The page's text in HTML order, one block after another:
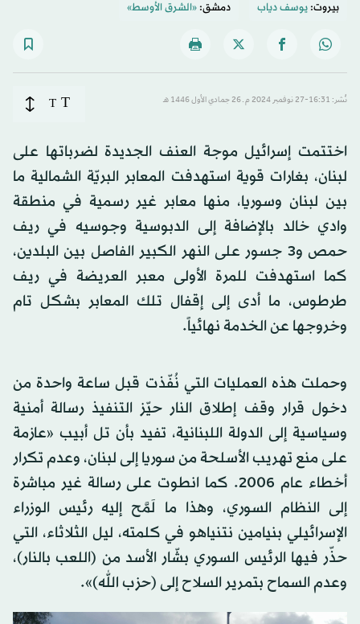
بيروت:يوسف دياب دمشق:«الشرق الأوسط»
نُشر: 16:31-27 نوفمبر 2024 م ـ 26 جمادي الأول 1446 هـ T
T
اختتمت إسرائيل موجة العنف الجديدة لضرباتها على
لبنان، بغارات قوية استهدفت المعابر البريّة الشمالية ما
بين لبنان وسوريا، منها معابر غير رسمية في منطقة
وادي خالد بالإضافة إلى الدبوسية وجوسيه في ريف
حمص و3 جسور على النهر الكبير الفاصل بين البلدين،
كما استهدفت للمرة الأولى معبر العريضة في ريف
طرطوس، ما أدى إلى إقفال تلك المعابر بشكل تام
وخروجها عن الخدمة نهائياً.
وحملت هذه العمليات التي نُفّذت قبل ساعة واحدة من
دخول قرار وقف إطلاق النار حيّز التنفيذ رسالة أمنية
وسياسية إلى الدولة اللبنانية، تفيد بأن تل أبيب «عازمة
على منع تهريب الأسلحة من سوريا إلى لبنان، وعدم تكرار
أخطاء عام 2006. كما انطوت على رسالة غير مباشرة
إلى النظام السوري، وهذا ما لَمَّح إليه رئيس الوزراء
الإسرائيلي بنيامين نتنياهو في كلمته، ليل الثلاثاء، التي
حذّر فيها الرئيس السوري بشّار الأسد من (اللعب بالنار)،
وعدم السماح بتمرير السلاح إلى (حزب الله)».